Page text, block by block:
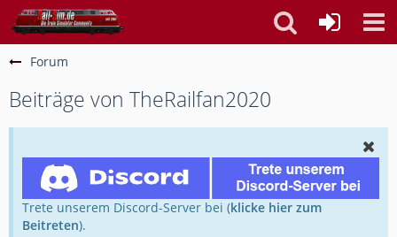
Forum
Beiträge von TheRailfan2020
Trete unserem Discord-Server bei (klicke hier zum
Beitreten).